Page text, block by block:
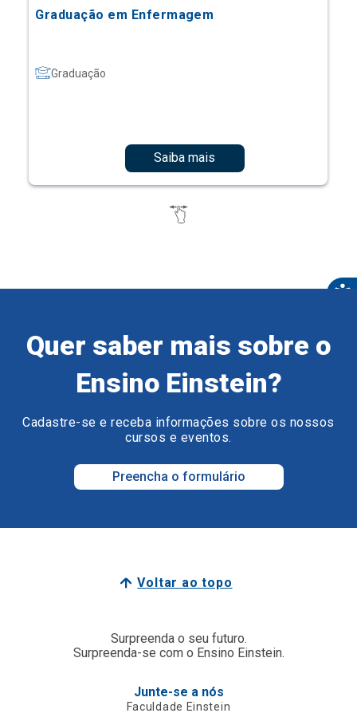
Graduação em Enfermagem
Graduação
Saiba mais
Quer saber mais sobre o
Ensino Einstein?
Cadastre-se e receba informações sobre os nossos
cursos e eventos.
Preencha o formulário
Voltar ao topo
Surpreenda o seu futuro.
Surpreenda-se com o Ensino Einstein.
Junte-se a nós
Faculdade Einstein